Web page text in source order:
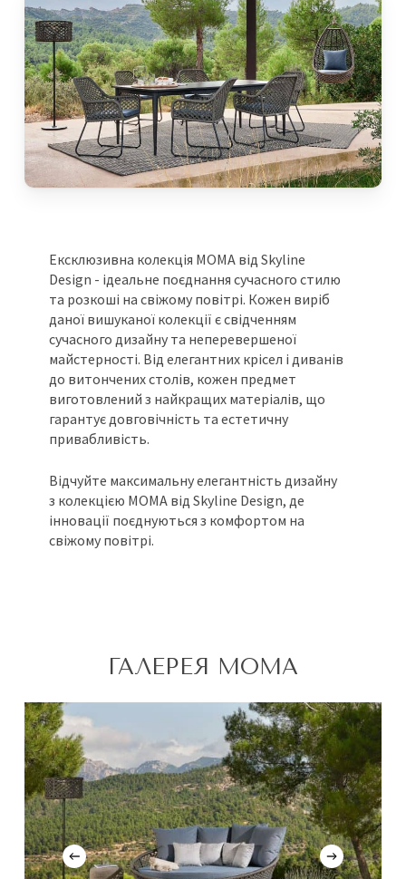
Ексклюзивна колекція MOMA від Skyline
Design - ідеальне поєднання сучасного стилю
та розкоші на свіжому повітрі. Кожен виріб
даної вишуканої колекції є свідченням
сучасного дизайну та неперевершеної
майстерності. Від елегантних крісел і диванів
до витончених столів, кожен предмет
виготовлений з найкращих матеріалів, що
гарантує довговічність та естетичну
привабливість.
Відчуйте максимальну елегантність дизайну
з колекцією MOMA від Skyline Design, де
інновації поєднуються з комфортом на
свіжому повітрі.
ГАЛЕРЕЯ MOMA